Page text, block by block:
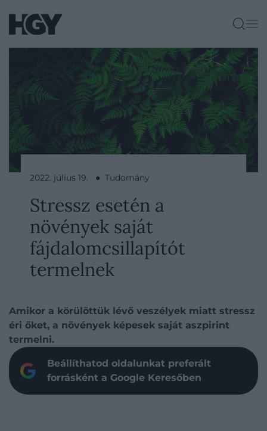
2022. július 19. ● Tudomány
Stressz esetén a
növények saját
fájdalomcsillapítót
termelnek
Amikor a körülöttük lévő veszélyek miatt stressz
éri őket, a növények képesek saját aszpirint
termelni.
Beállíthatod oldalunkat preferált
forrásként a Google Keresőben